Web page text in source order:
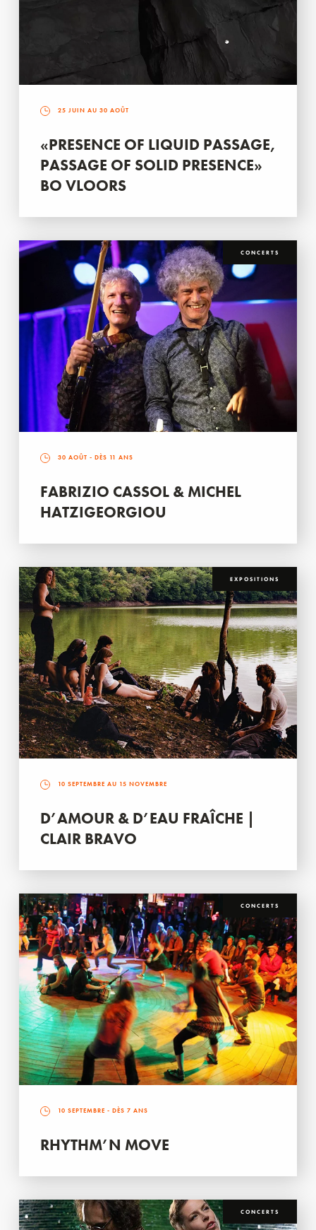
25 JUIN AU 30 AOÛT
«PRESENCE OF LIQUID PASSAGE,
PASSAGE OF SOLID PRESENCE»
BO VLOORS
CONCERTS
30 AOÛT - DÈS 11 ANS
FABRIZIO CASSOL & MICHEL
HATZIGEORGIOU
EXPOSITIONS
10 SEPTEMBRE AU 15 NOVEMBRE
D’AMOUR & D’EAU FRAÎCHE |
CLAIR BRAVO
CONCERTS
10 SEPTEMBRE - DÈS 7 ANS
RHYTHM’N MOVE
CONCERTS